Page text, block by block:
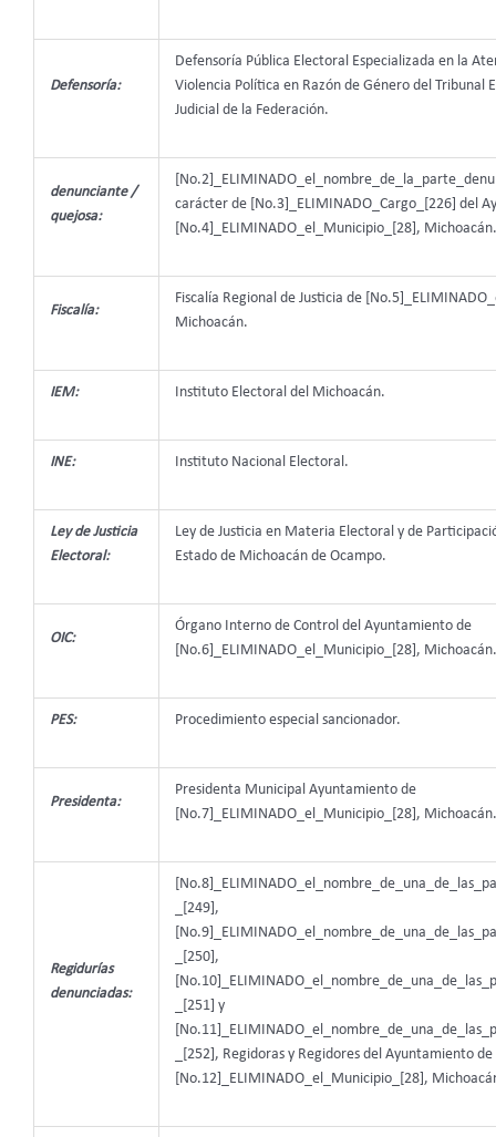
Defensoría:
Defensoría Pública Electoral Especializada en la
Violencia Política en Razón de Género del Tribunal
Judicial de la Federación.
denunciante /
quejosa:
carácter de [No.3]_ELIMINADO_Cargo_[226] del
[No.4]_ELIMINADO_el_Municipio_[28], Michoacán.
Fiscalía:
Fiscalía Regional de Justicia de
Michoacán.
IEM: Instituto Electoral del Michoacán.
INE: Instituto Nacional Electoral.
Ley de Justicia
Electoral:
Ley de Justicia en Materia Electoral y de
Estado de Michoacán de Ocampo.
OIC:
Órgano Interno de Control del Ayuntamiento de
[No.6]_ELIMINADO_el_Municipio_[28], Michoacán.
PES: Procedimiento especial sancionador.
Presidenta:
Presidenta Municipal Ayuntamiento de
[No.7]_ELIMINADO_el_Municipio_[28], Michoacán.
Regidurías
denunciadas:
_[249],
_[250],
_[251] y
_[252], Regidoras y Regidores del Ayuntamiento de
[No.12]_ELIMINADO_el_Municipio_[28],